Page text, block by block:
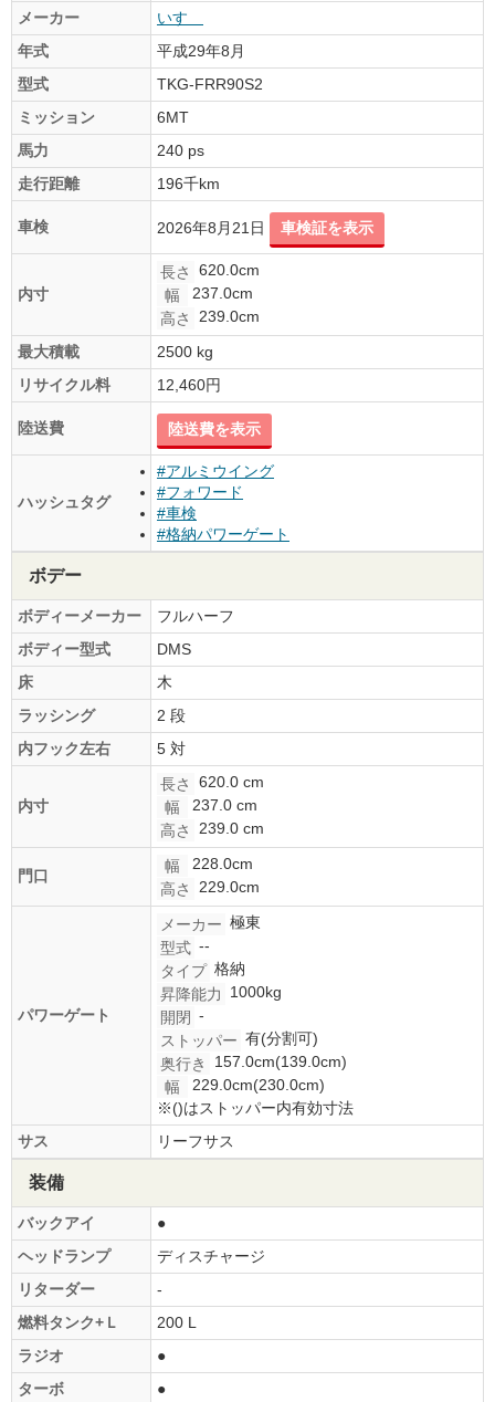
メーカー
いすゞ
年式
平成29年8月
型式
TKG-FRR90S2
ミッション
6MT
馬力
240 ps
走行距離
196千km
車検 2026年8月21日 車検証を表示
内寸
長さ
620.0cm
幅
237.0cm
高さ
239.0cm
最大積載
2500 kg
リサイクル料
12,460円
陸送費 陸送費を表示
ハッシュタグ
#アルミウイング
#フォワード
#車検
#格納パワーゲート
ボデー
ボディーメーカー
フルハーフ
ボディー型式
DMS
床
木
ラッシング
2 段
内フック左右
5 対
内寸
長さ
620.0 cm
幅
237.0 cm
高さ
239.0 cm
門口
幅
228.0cm
高さ
229.0cm
パワーゲート
メーカー 極東
型式 --
タイプ 格納
昇降能力
1000kg
開閉 -
ストッパー 有(分割可)
奥行き
157.0cm(139.0cm)
幅
229.0cm(230.0cm)
※()はストッパー内有効寸法
サス
リーフサス
装備
バックアイ
●
ヘッドランプ
ディスチャージ
リターダー
-
燃料タンク+Ｌ
200 L
ラジオ
●
ターボ
●